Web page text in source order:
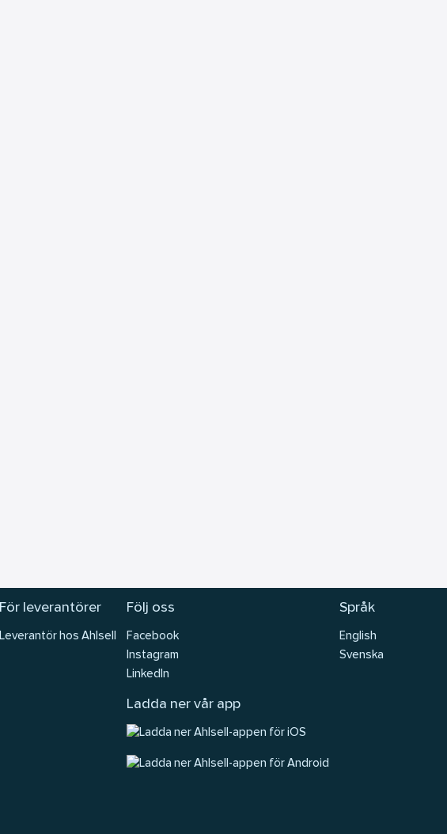
För leverantörer
Leverantör hos Ahlsell
Följ oss
Facebook
Instagram
LinkedIn
Ladda ner vår app
Språk
English
Svenska